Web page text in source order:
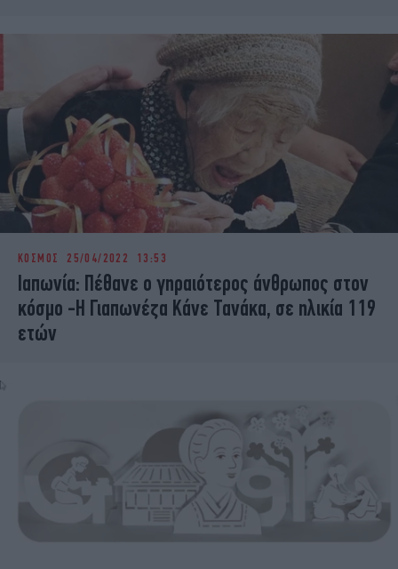
ΚΟΣΜΟΣ 25/04/2022 13:53
Ιαπωνία: Πέθανε ο γηραιότερος άνθρωπος στον
κόσμο -Η Γιαπωνέζα Κάνε Τανάκα, σε ηλικία 119
ετών